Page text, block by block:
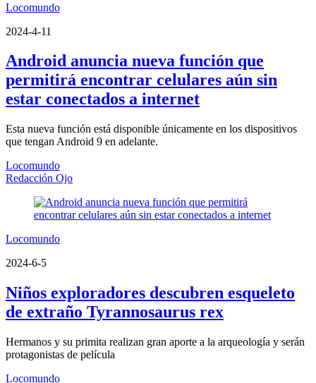
Locomundo
2024-4-11
Android anuncia nueva función que
permitirá encontrar celulares aún sin
estar conectados a internet
Esta nueva función está disponible únicamente en los dispositivos
que tengan Android 9 en adelante.
Locomundo
Redacción Ojo
Locomundo
2024-6-5
Niños exploradores descubren esqueleto
de extraño Tyrannosaurus rex
Hermanos y su primita realizan gran aporte a la arqueología y serán
protagonistas de película
Locomundo